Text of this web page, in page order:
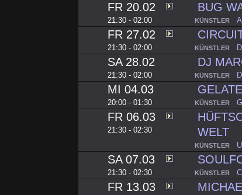
FR 20.02
21:30 - 02:00
BUG
KÜNSTLER
FR 27.02
21:30 - 02:00 KÜNSTLER
SA 28.02
21:30 - 02:00
DJ
KÜNSTLER
MI 04.03
20:00 - 01:30 KÜNSTLER
FR 06.03
21:30 - 02:30
WELT
KÜNSTLER
SA 07.03
21:30 - 02:30 KÜNSTLER
FR 13.03